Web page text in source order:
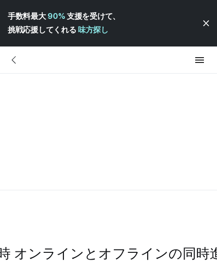
手数料最大 90% 支援を受けて、
挑戦応援してくれる 味方探し
オンラインとオフラインの同時